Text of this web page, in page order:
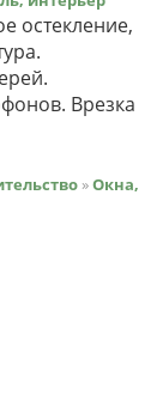
остекление,
Врезка
»Окна,